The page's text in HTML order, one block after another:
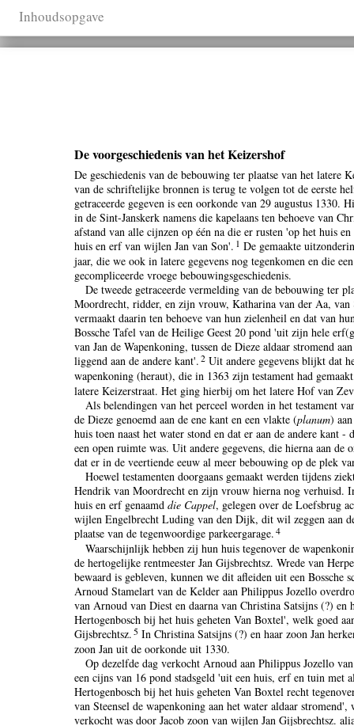
Inhoudsopgave
De voorgeschiedenis van het Keizershof
De geschiedenis van de bebouwing ter plaatse van het latere
van de schriftelijke bronnen is terug te volgen tot de eerste
getraceerde gegeven is een oorkonde van 29 augustus 1330.
in de Sint-Janskerk namens die kapelaans ten behoeve van
afstand van alle cijnzen op één na die er rusten 'op het huis
huis en erf van wijlen Jan van Son'. 1 De gemaakte
jaar, die we ook in latere gegevens nog tegenkomen en die
gecompliceerde vroege bebouwingsgeschiedenis.
De tweede getraceerde vermelding van de bebouwing ter
Moordrecht, ridder, en zijn vrouw, Katharina van der Aa, van
vermaakt daarin ten behoeve van hun zielenheil en dat van
Bossche Tafel van de Heilige Geest 20 pond 'uit zijn hele
van Jan de Wapenkoning, tussen de Dieze aldaar stromend
liggend aan de andere kant'. 2Uit andere gegevens blijkt dat
wapenkoning (heraut), die in 1363 zijn testament had
latere Keizerstraat. Het ging hierbij om het latere Hof van
Als belendingen van het perceel worden in het testament
de Dieze genoemd aan de ene kant en een vlakte (planum)
huis toen naast het water stond en dat er aan de andere kant
een open ruimte was. Uit andere gegevens, die hierna aan
dat er in de veertiende eeuw al meer bebouwing op de plek
Hoewel testamenten doorgaans gemaakt werden tijdens
Hendrik van Moordrecht en zijn vrouw hierna nog verhuisd.
huis en erf genaamddie Cappel, gelegen over de Loefsbrug
wijlen Engelbrecht Luding van den Dijk, dit wil zeggen aan
plaatse van de tegenwoordige parkeergarage. 4
Waarschijnlijk hebben zij hun huis tegenover de
de hertogelijke rentmeester Jan Gijsbrechtsz. Wrede van
bewaard is gebleven, kunnen we dit afleiden uit een Bossche
Arnoud Stamelart van de Kelder aan Philippus Jozello
van Arnoud van Diest en daarna van Christina Satsijns (?) en
Hertogenbosch bij het huis geheten Van Boxtel', welk goed
Gijsbrechtsz. 5 In Christina Satsijns (?) en haar zoon Jan
zoon Jan uit de oorkonde uit 1330.
Op dezelfde dag verkocht Arnoud aan Philippus Jozello
een cijns van 16 pond stadsgeld 'uit een huis, erf en tuin met
Hertogenbosch bij het huis geheten Van Boxtel recht
van Steensel de wapenkoning aan het water aldaar
verkocht was door Jacob zoon van wijlen Jan Gijsbrechtsz.